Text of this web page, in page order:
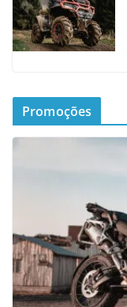
Promoções